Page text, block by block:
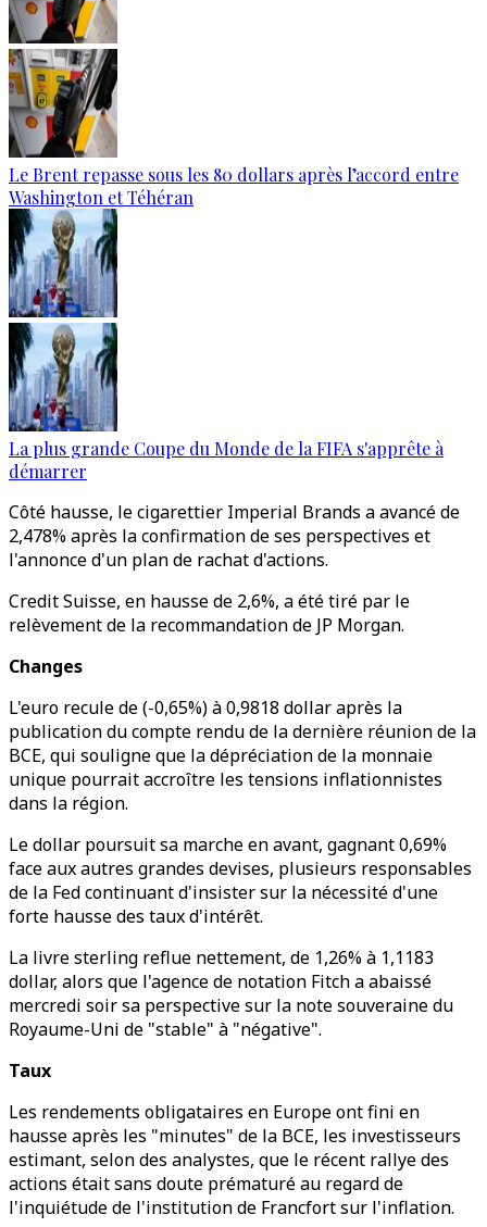
Le Brent repasse sous les 80 dollars après l’accord entre
Washington et Téhéran
La plus grande Coupe du Monde de la FIFA s'apprête à
démarrer
Côté hausse, le cigarettier Imperial Brands a avancé de
2,478% après la confirmation de ses perspectives et
l'annonce d'un plan de rachat d'actions.
Credit Suisse, en hausse de 2,6%, a été tiré par le
relèvement de la recommandation de JP Morgan.
Changes
L'euro recule de (-0,65%) à 0,9818 dollar après la
publication du compte rendu de la dernière réunion de la
BCE, qui souligne que la dépréciation de la monnaie
unique pourrait accroître les tensions inflationnistes
dans la région.
Le dollar poursuit sa marche en avant, gagnant 0,69%
face aux autres grandes devises, plusieurs responsables
de la Fed continuant d'insister sur la nécessité d'une
forte hausse des taux d'intérêt.
La livre sterling reflue nettement, de 1,26% à 1,1183
dollar, alors que l'agence de notation Fitch a abaissé
mercredi soir sa perspective sur la note souveraine du
Royaume-Uni de "stable" à "négative".
Taux
Les rendements obligataires en Europe ont fini en
hausse après les "minutes" de la BCE, les investisseurs
estimant, selon des analystes, que le récent rallye des
actions était sans doute prématuré au regard de
l'inquiétude de l'institution de Francfort sur l'inflation.